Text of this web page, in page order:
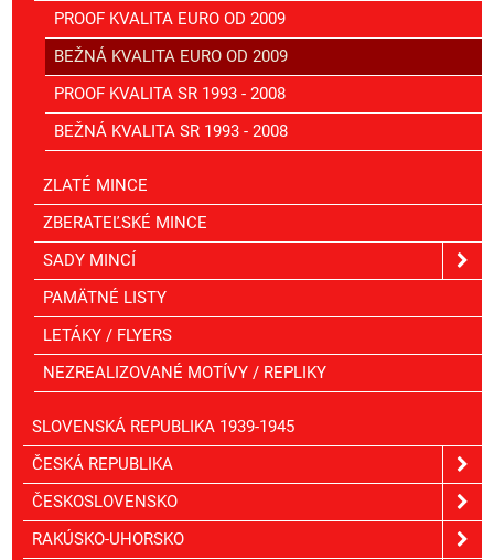
PROOF KVALITA EURO OD 2009
BEŽNÁ KVALITA EURO OD 2009
PROOF KVALITA SR 1993 - 2008
BEŽNÁ KVALITA SR 1993 - 2008
ZLATÉ MINCE
ZBERATEĽSKÉ MINCE
SADY MINCÍ
PAMÄTNÉ LISTY
LETÁKY / FLYERS
NEZREALIZOVANÉ MOTÍVY / REPLIKY
SLOVENSKÁ REPUBLIKA 1939-1945
ČESKÁ REPUBLIKA
ČESKOSLOVENSKO
RAKÚSKO-UHORSKO